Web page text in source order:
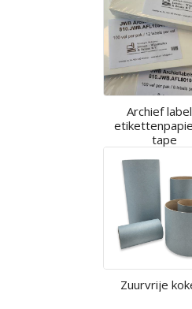
Archief
tape
Zuurvrije